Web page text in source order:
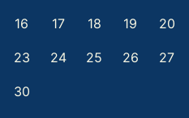
16 17 18 19 20
23 24 25 26 27
30